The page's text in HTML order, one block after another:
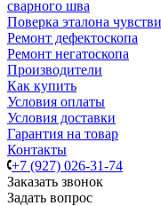
сварного шва
Поверка эталона
Ремонт дефектоскопа
Ремонт негатоскопа
Производители
Как купить
Условия оплаты
Условия доставки
Гарантия на товар
Контакты
+7 (927) 026-31-74
Заказать звонок
Задать вопрос